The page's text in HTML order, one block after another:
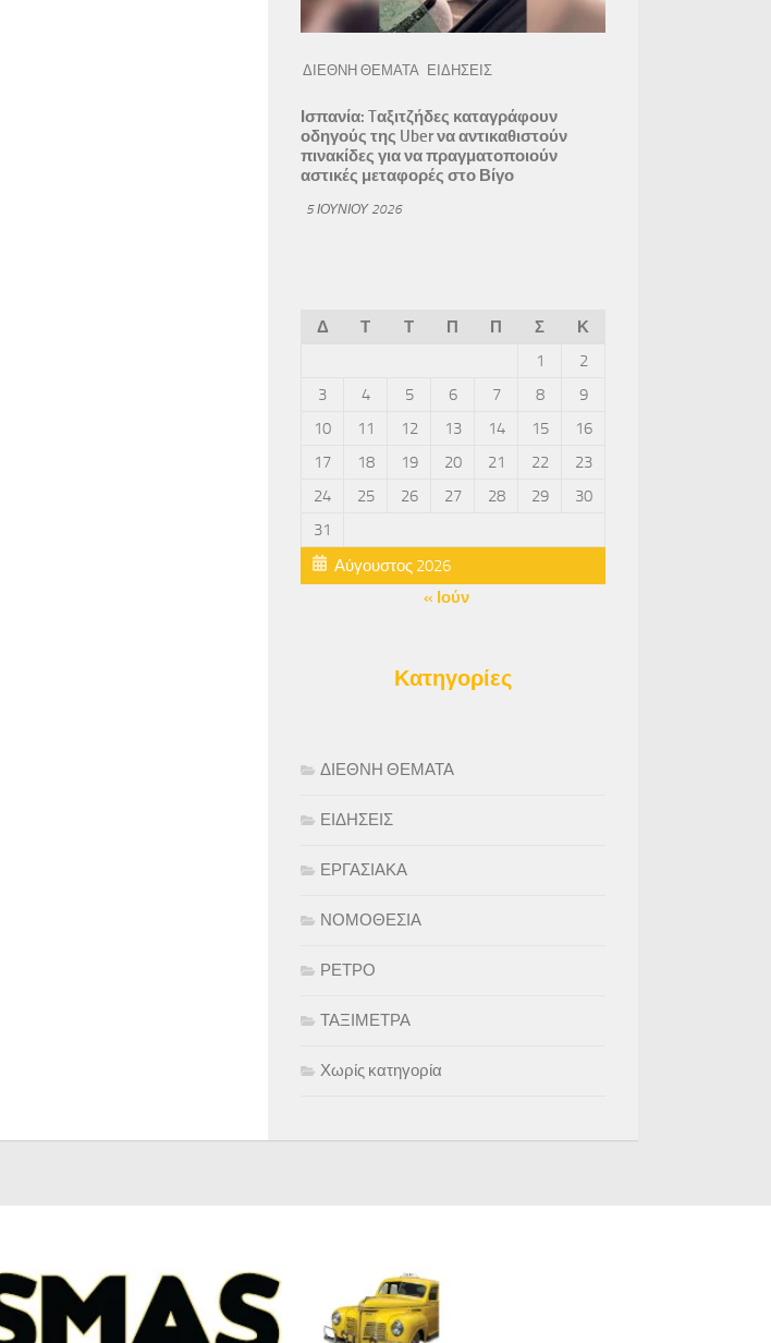
ΔΙΕΘΝΗ ΘΕΜΑΤΑ ΕΙΔΗΣΕΙΣ
Ισπανία: Tαξιτζήδες καταγράφουν
οδηγούς της Uber να αντικαθιστούν
πινακίδες για να πραγματοποιούν
αστικές μεταφορές στο Βίγο
5 ΙΟΥΝΊΟΥ 2026
Αύγουστος 2026
Δ Τ Τ Π Π Σ
Κ
1
2
3
4 5 6 7 8
9
10
11 12 13 14 15
16
17
18 19 20 21 22
23
24
25 26 27 28 29
30
31
« Ιούν
Κατηγορίες
ΔΙΕΘΝΗ ΘΕΜΑΤΑ
ΕΙΔΗΣΕΙΣ
ΕΡΓΑΣΙΑΚΑ
ΝΟΜΟΘΕΣΙΑ
ΡΕΤΡΟ
ΤΑΞΙΜΕΤΡΑ
Χωρίς κατηγορία